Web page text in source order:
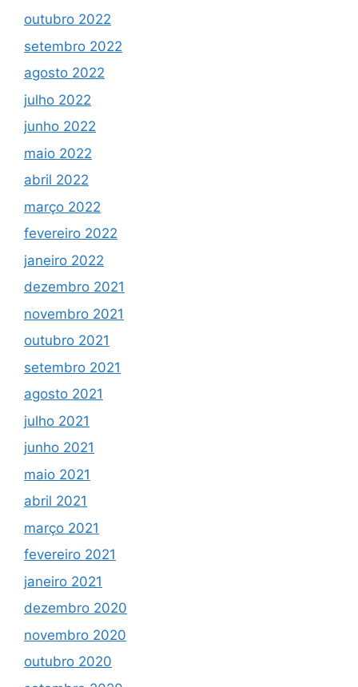
outubro 2022
setembro 2022
agosto 2022
julho 2022
junho 2022
maio 2022
abril 2022
março 2022
fevereiro 2022
janeiro 2022
dezembro 2021
novembro 2021
outubro 2021
setembro 2021
agosto 2021
julho 2021
junho 2021
maio 2021
abril 2021
março 2021
fevereiro 2021
janeiro 2021
dezembro 2020
novembro 2020
outubro 2020